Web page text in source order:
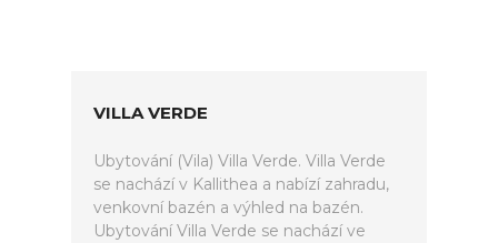
VILLA VERDE
Ubytování (Vila) Villa Verde. Villa Verde
se nachází v Kallithea a nabízí zahradu,
venkovní bazén a výhled na bazén.
Ubytování Villa Verde se nachází ve